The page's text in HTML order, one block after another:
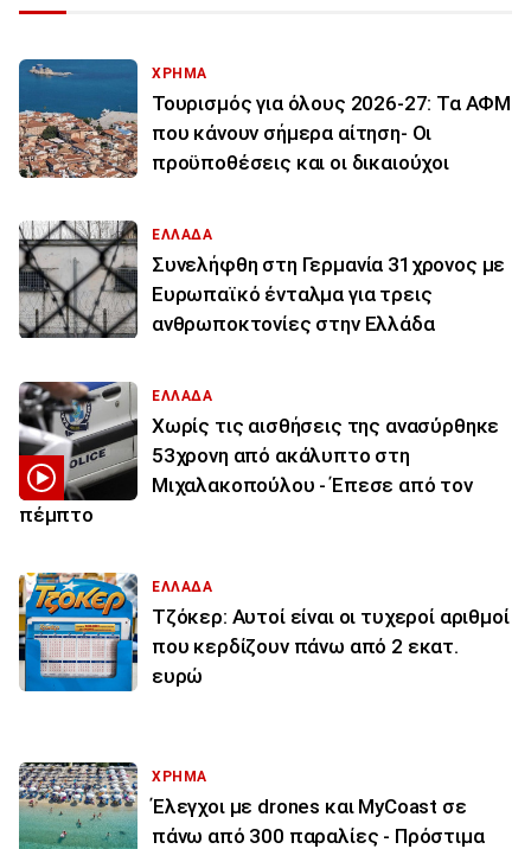
ΧΡΗΜΑ
Τουρισμός για όλους 2026-27: Τα ΑΦΜ
που κάνουν σήμερα αίτηση- Οι
προϋποθέσεις και οι δικαιούχοι
ΕΛΛΑΔΑ
Συνελήφθη στη Γερμανία 31χρονος με
Ευρωπαϊκό ένταλμα για τρεις
ανθρωποκτονίες στην Ελλάδα
ΕΛΛΑΔΑ
Χωρίς τις αισθήσεις της ανασύρθηκε
53χρονη από ακάλυπτο στη
Μιχαλακοπούλου - Έπεσε από τον
πέμπτο
ΕΛΛΑΔΑ
Τζόκερ: Αυτοί είναι οι τυχεροί αριθμοί
που κερδίζουν πάνω από 2 εκατ.
ευρώ
ΧΡΗΜΑ
Έλεγχοι με drones και MyCoast σε
πάνω από 300 παραλίες - Πρόστιμα